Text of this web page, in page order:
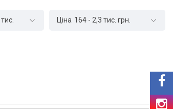
164 - 2,3 тис. грн.
Ціна